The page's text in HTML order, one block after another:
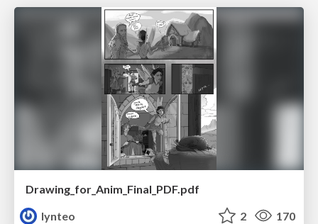
Drawing_for_Anim_Final_PDF.pdf
lynteo
2 170